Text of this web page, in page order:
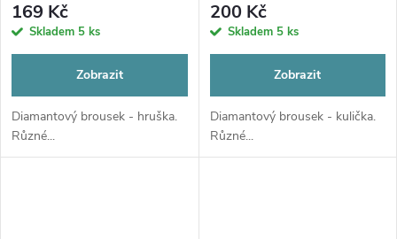
169 Kč
Skladem 5 ks
Zobrazit
Diamantový brousek - hruška.
Různé...
200 Kč
Skladem 5 ks
Zobrazit
Diamantový brousek - kulička.
Různé...